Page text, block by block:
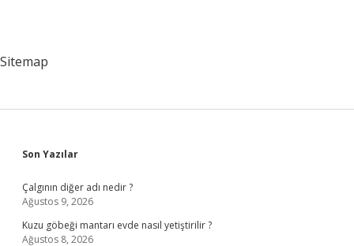
Sitemap
Sidebar
Son Yazılar
Çalgının diğer adı nedir ?
Ağustos 9, 2026
Kuzu göbeği mantarı evde nasıl yetiştirilir ?
Ağustos 8, 2026